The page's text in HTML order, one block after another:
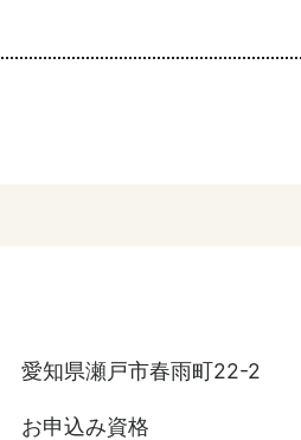
愛知県瀬戸市春雨町22-2
お申込み資格